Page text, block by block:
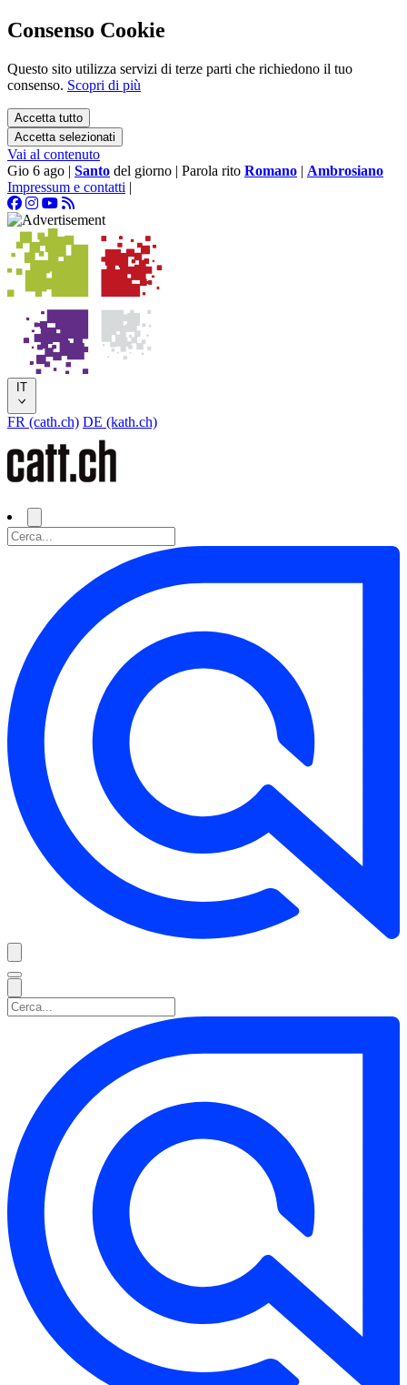
Consenso Cookie
Questo sito utilizza servizi di terze parti che richiedono il tuo
consenso. Scopri di più
Accetta tutto
Accetta selezionati
Vai al contenuto
Gio 6 ago | Santo del giorno | Parola rito Romano | Ambrosiano
Impressum e contatti |
IT
FR (cath.ch) DE (kath.ch)